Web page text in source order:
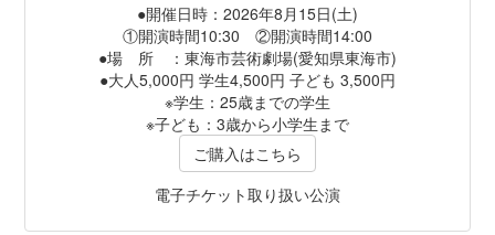
●開催日時：2026年8月15日(土)
①開演時間10:30 ②開演時間14:00
●場 所 ：東海市芸術劇場(愛知県東海市)
●大人5,000円 学生4,500円 子ども 3,500円
※学生：25歳までの学生
※子ども：3歳から小学生まで
ご購入はこちら
電子チケット取り扱い公演